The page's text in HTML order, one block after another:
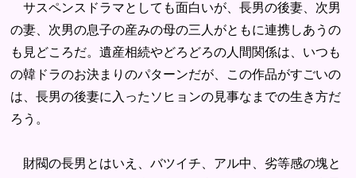
サスペンスドラマとしても面白いが、長男の後妻、次男
の妻、次男の息子の産みの母の三人がともに連携しあうの
も見どころだ。遺産相続やどろどろの人間関係は、いつも
の韓ドラのお決まりのパターンだが、この作品がすごいの
は、長男の後妻に入ったソヒョンの見事なまでの生き方だ
ろう。
財閥の長男とはいえ、バツイチ、アル中、劣等感の塊と